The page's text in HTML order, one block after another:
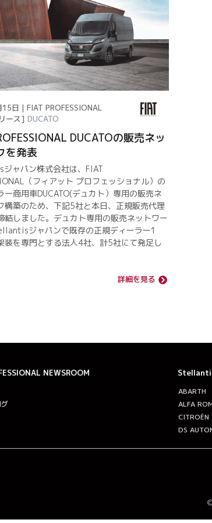
日 | FIAT PROFESSIONAL
ース] DUCATO
DUCATOの販売ネッ
を発表
ャパン株式会社は、FIAT
（フィアット プロフェッショナル）の
ー商用車DUCATO(デュカト）専用の販売ネ
構築のため、下記5社と本日、正規販売代理
結しました。デュカト専用の販売ネットワー
ジャパンで既存の正規ディーラー1
装を専門とする法人4社、計5社にて発足し
詳細を見る
NEWSROOM
ABARTH
ALFA
CITROËN
DS